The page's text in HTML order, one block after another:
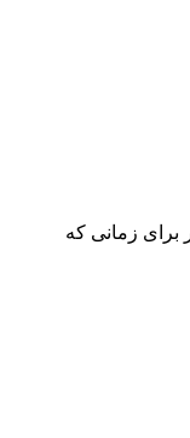
برای زمانی که